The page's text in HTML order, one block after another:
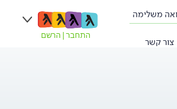
משלימה
צור קשר
התחבר הרשם